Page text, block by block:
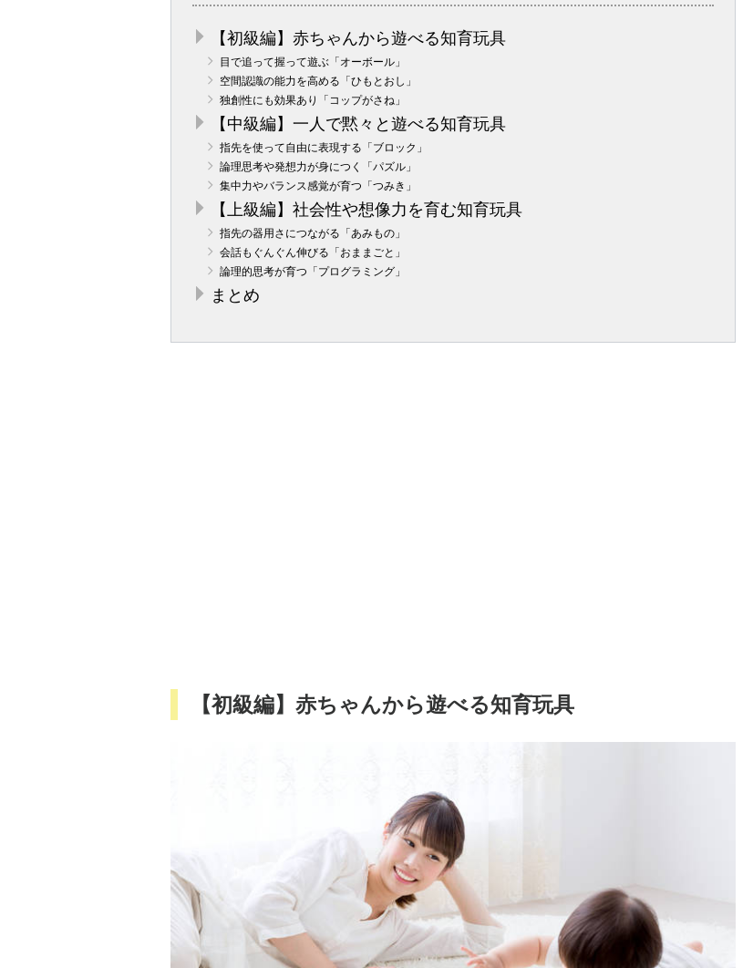
【初級編】赤ちゃんから遊べる知育玩具
目で追って握って遊ぶ「オーボール」
空間認識の能力を高める「ひもとおし」
独創性にも効果あり「コップがさね」
【中級編】一人で黙々と遊べる知育玩具
指先を使って自由に表現する「ブロック」
論理思考や発想力が身につく「パズル」
集中力やバランス感覚が育つ「つみき」
【上級編】社会性や想像力を育む知育玩具
指先の器用さにつながる「あみもの」
会話もぐんぐん伸びる「おままごと」
論理的思考が育つ「プログラミング」
まとめ
【初級編】赤ちゃんから遊べる知育玩具